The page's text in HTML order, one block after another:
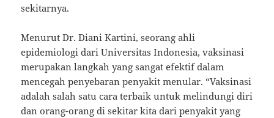
sekitarnya.
Menurut Dr. Diani Kartini, seorang ahli
epidemiologi dari Universitas Indonesia, vaksinasi
merupakan langkah yang sangat efektif dalam
mencegah penyebaran penyakit menular. “Vaksinasi
adalah salah satu cara terbaik untuk melindungi diri
dan orang-orang di sekitar kita dari penyakit yang